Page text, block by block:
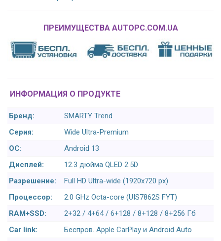
ПРЕИМУЩЕСТВА AUTOPC.COM.UA
ИНФОРМАЦИЯ О ПРОДУКТЕ
Бренд:
SMARTY Trend
Серия:
Wide Ultra-Premium
ОС:
Android 13
Дисплей:
12.3 дюйма QLED 2.5D
Разрешение:
Full HD Ultra-wide (1920x720 px)
Процессор:
2.0 GHz Octa-core (UIS7862S FYT)
RAM+SSD:
2+32 / 4+64 / 6+128 / 8+128 / 8+256 Гб
Car link:
Беспров. Apple CarPlay и Android Auto